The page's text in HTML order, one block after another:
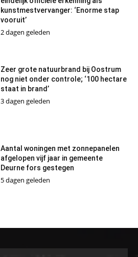
kunstmestvervanger: ‘Enorme stap
vooruit’
2 dagen geleden
Zeer grote natuurbrand bij Oostrum
nog niet onder controle; ‘100 hectare
staat in brand’
3 dagen geleden
Aantal woningen met zonnepanelen
afgelopen vijf jaar in gemeente
Deurne fors gestegen
5 dagen geleden